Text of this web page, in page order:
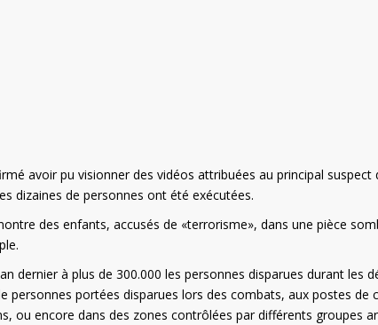
avoir pu visionner des vidéos attribuées au principal
dizaines de personnes ont été exécutées.
des enfants, accusés de «terrorisme», dans une pièce
dernier à plus de 300.000 les personnes disparues durant les
personnes portées disparues lors des combats, aux postes de
ou encore dans des zones contrôlées par différents groupes